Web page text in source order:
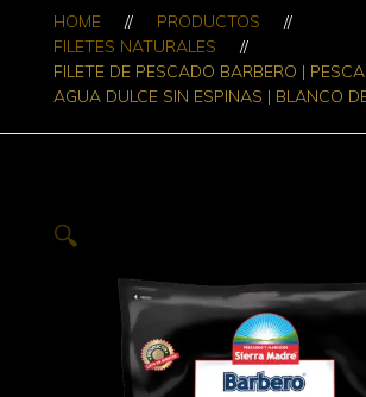
HOME
PRODUCTOS
FILETES NATURALES
FILETE DE PESCADO BARBERO |
AGUA DULCE SIN ESPINAS | BLANCO
🔍